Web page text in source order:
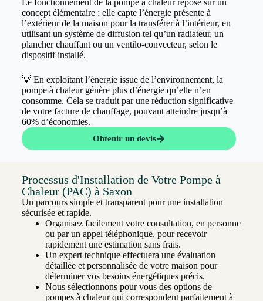
Le fonctionnement de la pompe à chaleur repose sur un
concept élémentaire : elle capte l’énergie présente à
l’extérieur de la maison pour la transférer à l’intérieur, en
utilisant un système de diffusion tel qu’un radiateur, un
plancher chauffant ou un ventilo-convecteur, selon le
dispositif installé.
💡 En exploitant l’énergie issue de l’environnement, la
pompe à chaleur génère plus d’énergie qu’elle n’en
consomme. Cela se traduit par une réduction significative
de votre facture de chauffage, pouvant atteindre jusqu’à
60% d’économies.
Obtenir un devis
Processus d'Installation de Votre Pompe à
Chaleur (PAC) à Saxon
Un parcours simple et transparent pour une installation
sécurisée et rapide.
Organisez facilement votre consultation, en personne
ou par un appel téléphonique, pour recevoir
rapidement une estimation sans frais.
Un expert technique effectuera une évaluation
détaillée et personnalisée de votre maison pour
déterminer vos besoins énergétiques précis.
Nous sélectionnons pour vous des options de
pompes à chaleur qui correspondent parfaitement à